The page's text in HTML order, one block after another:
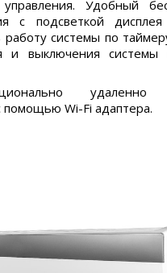
управления. Удобный
с подсветкой дисплея
работу системы по
и выключения
удаленно
Wi-Fi адаптера.